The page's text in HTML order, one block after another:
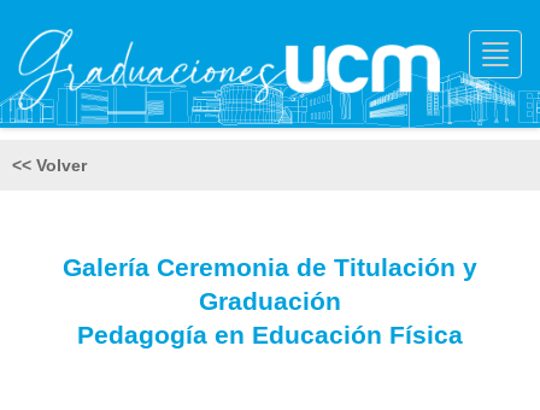
<< Volver
Galería Ceremonia de Titulación y
Graduación
Pedagogía en Educación Física